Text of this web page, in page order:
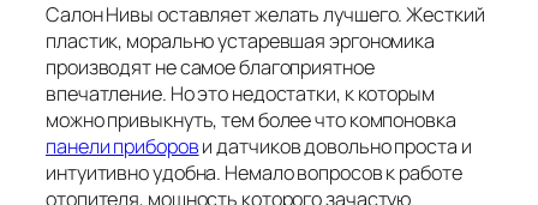
Салон Нивы оставляет желать лучшего. Жесткий
пластик, морально устаревшая эргономика
производят не самое благоприятное
впечатление. Но это недостатки, к которым
можно привыкнуть, тем более что компоновка
панели приборови датчиков довольно проста и
интуитивно удобна. Немало вопросов к работе
отопителя, мощность которого зачастую